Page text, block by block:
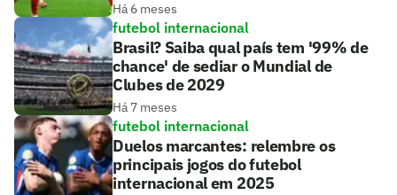
Há 6 meses
futebol internacional
Brasil? Saiba qual país tem '99% de
chance' de sediar o Mundial de
Clubes de 2029
Há 7 meses
futebol internacional
Duelos marcantes: relembre os
principais jogos do futebol
internacional em 2025